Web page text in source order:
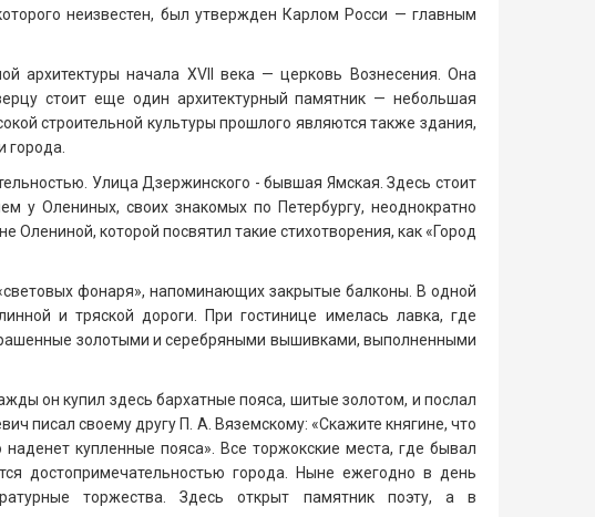
неизвестен, был утвержден Карлом Росси — главным
архитектуры начала XVII века — церковь Вознесения. Она
стоит еще один архитектурный памятник — небольшая
строительной культуры прошлого являются также здания,
города.
Улица Дзержинского - бывшая Ямская. Здесь стоит
Олениных, своих знакомых по Петербургу, неоднократно
Олениной, которой посвятил такие стихотворения, как «Город
фонаря», напоминающих закрытые балконы. В одной
и тряской дороги. При гостинице имелась лавка, где
золотыми и серебряными вышивками, выполненными
он купил здесь бархатные пояса, шитые золотом, и послал
писал своему другу П. А. Вяземскому: «Скажите княгине, что
купленные пояса». Все торжокские места, где бывал
достопримечательностью города. Ныне ежегодно в день
торжества. Здесь открыт памятник поэту, а в